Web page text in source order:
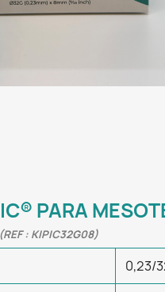
PARA
(REF : KIPIC32G08)
0,23/